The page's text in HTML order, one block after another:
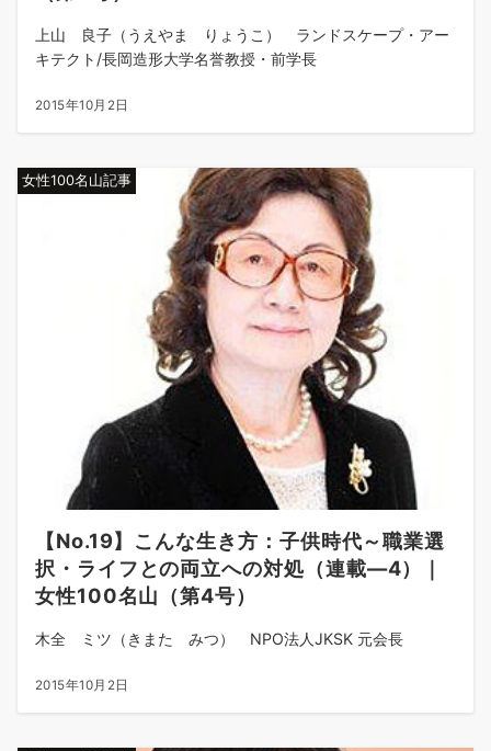
上山 良子（うえやま りょうこ） ランドスケープ・アー
キテクト/長岡造形大学名誉教授・前学長
2015年10月2日
女性100名山記事
【No.19】こんな生き方：子供時代～職業選
択・ライフとの両立への対処（連載―4）｜
女性100名山（第4号）
木全 ミツ（きまた みつ） NPO法人JKSK 元会長
2015年10月2日